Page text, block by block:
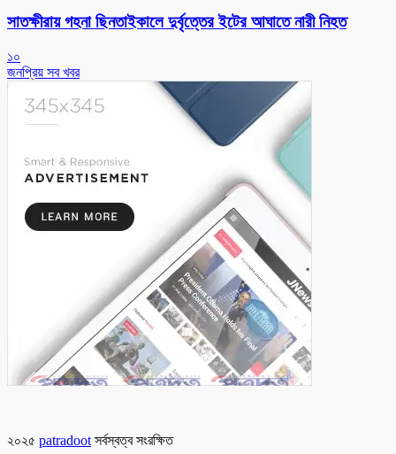
সাতক্ষীরায় গহনা ছিনতাইকালে দুর্বৃত্তের ইটের আঘাতে নারী নিহত
১০
জনপ্রিয় সব খবর
২০২৫ patradoot সর্বস্বত্ব সংরক্ষিত